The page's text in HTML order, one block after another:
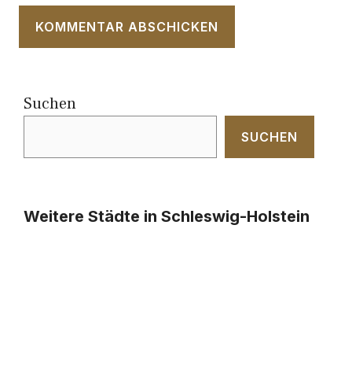
Suchen
SUCHEN
Weitere Städte in Schleswig-Holstein